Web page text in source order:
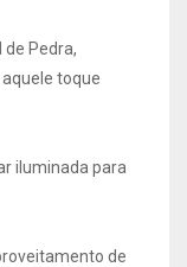
Pedra,
toque
iluminada para
de